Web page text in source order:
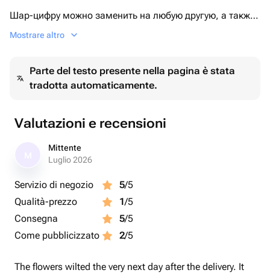
Шар-цифру можно заменить на любую другую, а также
сделать другого цвета.
замена!
Шары цифры 2шт
Шары с конфетти _4шт
Ленточки и грузик входят в стоимость.
Mostrare altro
Parte del testo presente nella pagina è stata
tradotta automaticamente.
Valutazioni e recensioni
Mittente
Luglio 2026
Servizio di negozio 5/5
Qualità-prezzo
1/5
Consegna
5/5
Come pubblicizzato
2/5
The flowers wilted the very next day after the delivery. It